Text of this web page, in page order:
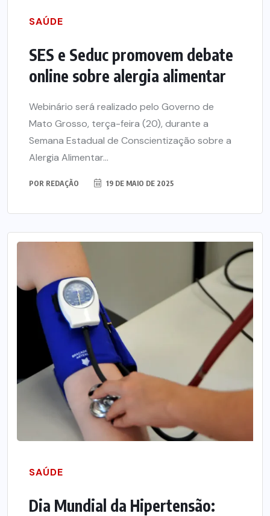
SAÚDE
SES e Seduc promovem debate
online sobre alergia alimentar
Webinário será realizado pelo Governo de
Mato Grosso, terça-feira (20), durante a
Semana Estadual de Conscientização sobre a
Alergia Alimentar...
POR REDAÇÃO 19 DE MAIO DE 2025
SAÚDE
Dia Mundial da Hipertensão: